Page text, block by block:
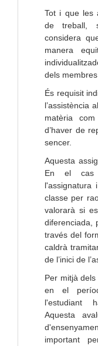
Tot i que les
de treball,
considera
manera
dels membres
És requisit
l’assistència
matèria
d’haver de
sencer.
Aquesta
En el cas
l'assignatura
classe per
valorarà si
diferenciada,
través del
caldrà
de l’inici de
Per mitjà
en el
l'estudiant
Aquesta
important